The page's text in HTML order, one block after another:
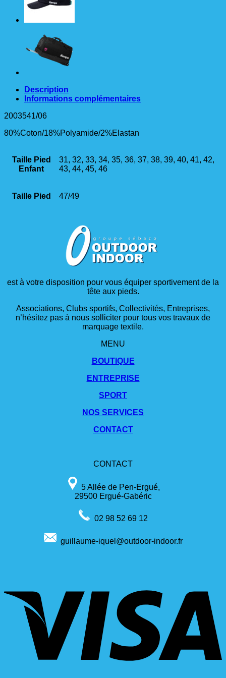
Description
Informations complémentaires
2003541/06
80%Coton/18%Polyamide/2%Elastan
Taille Pied
Enfant
31, 32, 33, 34, 35, 36, 37, 38, 39, 40, 41, 42,
43, 44, 45, 46
Taille Pied 47/49
est à votre disposition pour vous équiper sportivement de la
tête aux pieds.
Associations, Clubs sportifs, Collectivités, Entreprises,
n’hésitez pas à nous solliciter pour tous vos travaux de
marquage textile.
MENU
BOUTIQUE
ENTREPRISE
SPORT
NOS SERVICES
CONTACT
CONTACT
5 Allée de Pen-Ergué,
29500 Ergué-Gabéric
02 98 52 69 12
guillaume-iquel@outdoor-indoor.fr